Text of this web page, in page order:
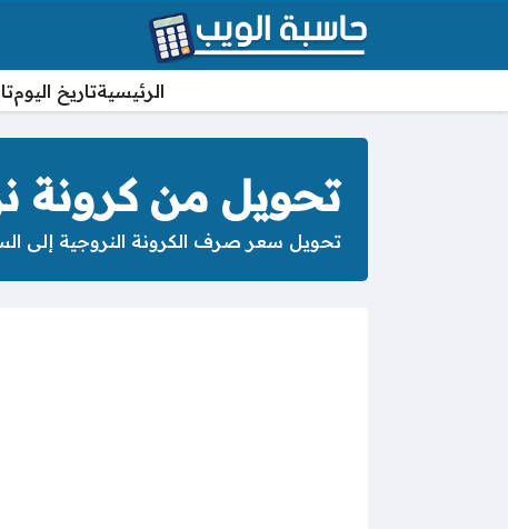
الرئيسيةتاريخ اليوم
تحويل من كرونة
تحويل سعر صرف الكرونة النروجية إلى